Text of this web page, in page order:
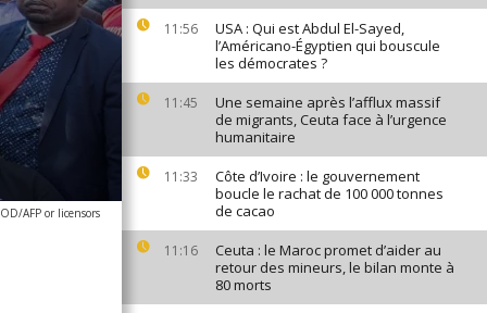
11:56
USA : Qui est Abdul El-Sayed,
l’Américano-Égyptien qui bouscule
les démocrates ?
11:45
Une semaine après l’afflux massif
de migrants, Ceuta face à l’urgence
humanitaire
11:33
Côte d’Ivoire : le gouvernement
boucle le rachat de 100 000 tonnes
de cacao
11:16
Ceuta : le Maroc promet d’aider au
retour des mineurs, le bilan monte à
80 morts
AFP or licensors